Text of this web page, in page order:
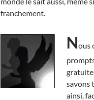
franchement.
Nous
savons
ainsi,